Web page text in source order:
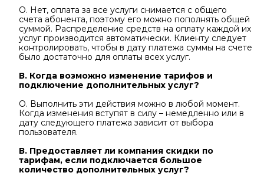
О. Нет, оплата за все услуги снимается с общего
счета абонента, поэтому его можно пополнять общей
суммой. Распределение средств на оплату каждой их
услуг производится автоматически. Клиенту следует
контролировать, чтобы в дату платежа суммы на счете
было достаточно для оплаты всех услуг.
В. Когда возможно изменение тарифов и
подключение дополнительных услуг?
О. Выполнить эти действия можно в любой момент.
Когда изменения вступят в силу – немедленно или в
дату следующего платежа зависит от выбора
пользователя.
В. Предоставляет ли компания скидки по
тарифам, если подключается большое
количество дополнительных услуг?